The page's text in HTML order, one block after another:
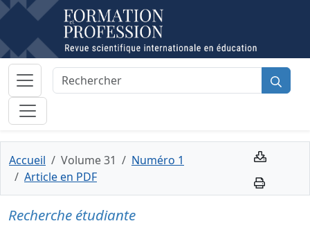
Accueil Volume 31
Numéro 1
Article en PDF
Recherche étudiante